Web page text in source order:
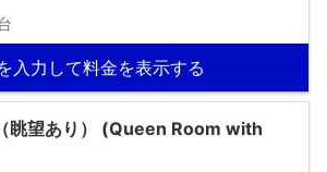
入力して料金を表示する
眺望あり） (Queen Room with